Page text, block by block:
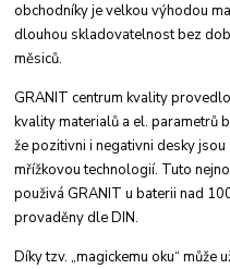
obchodníky je velkou výhodou
dlouhou skladovatelnostbez
měsiců.
GRANIT centrum kvality
kvality materialů a el.parametrů
že pozitivni i negativni desky
mřížkovou technologií. Tuto
použivá GRANIT u baterii nad
provaděny dle DIN.
Díky tzv. „magickemu oku“ může